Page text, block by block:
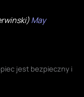
May
jest bezpieczny i